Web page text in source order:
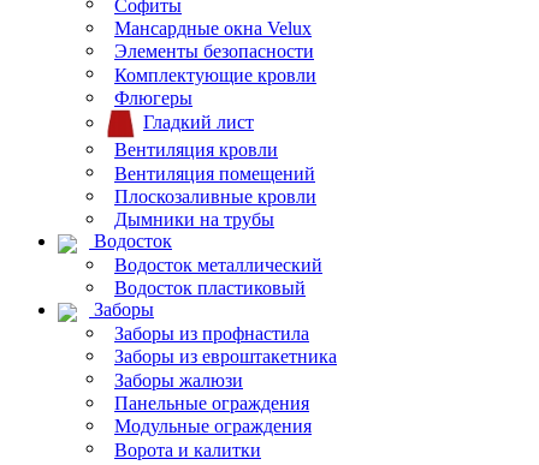
Софиты
Мансардные окна Velux
Элементы безопасности
Комплектующие кровли
Флюгеры
Гладкий лист
Вентиляция кровли
Вентиляция помещений
Плоскозаливные кровли
Дымники на трубы
Водосток
Водосток металлический
Водосток пластиковый
Заборы
Заборы из профнастила
Заборы из евроштакетника
Заборы жалюзи
Панельные ограждения
Модульные ограждения
Ворота и калитки